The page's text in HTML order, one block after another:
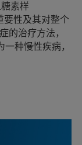
素样
要性及其对整个
的治疗方法，
种慢性疾病，